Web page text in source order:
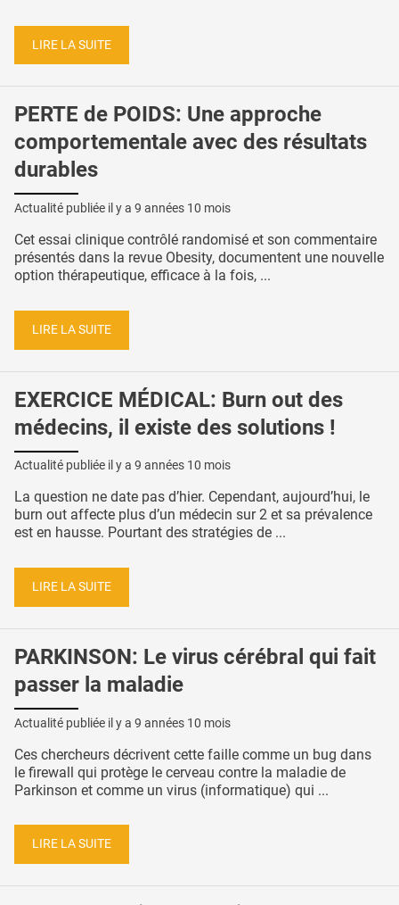
LIRE LA SUITE
PERTE de POIDS: Une approche
comportementale avec des résultats
durables
Actualité publiée il y a 9 années 10 mois
Cet essai clinique contrôlé randomisé et son commentaire
présentés dans la revue Obesity, documentent une nouvelle
option thérapeutique, efficace à la fois, ...
LIRE LA SUITE
EXERCICE MÉDICAL: Burn out des
médecins, il existe des solutions !
Actualité publiée il y a 9 années 10 mois
La question ne date pas d’hier. Cependant, aujourd’hui, le
burn out affecte plus d’un médecin sur 2 et sa prévalence
est en hausse. Pourtant des stratégies de ...
LIRE LA SUITE
PARKINSON: Le virus cérébral qui fait
passer la maladie
Actualité publiée il y a 9 années 10 mois
Ces chercheurs décrivent cette faille comme un bug dans
le firewall qui protège le cerveau contre la maladie de
Parkinson et comme un virus (informatique) qui ...
LIRE LA SUITE